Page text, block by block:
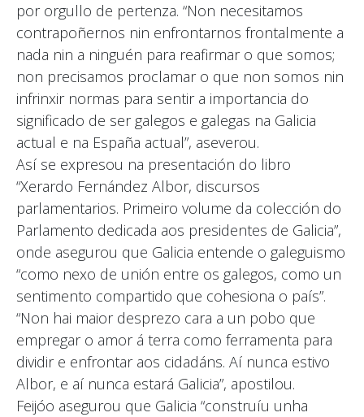
por orgullo de pertenza. “Non necesitamos
contrapoñernos nin enfrontarnos frontalmente a
nada nin a ninguén para reafirmar o que somos;
non precisamos proclamar o que non somos nin
infrinxir normas para sentir a importancia do
significado de ser galegos e galegas na Galicia
actual e na España actual”, aseverou.
Así se expresou na presentación do libro
“Xerardo Fernández Albor, discursos
parlamentarios. Primeiro volume da colección do
Parlamento dedicada aos presidentes de Galicia”,
onde asegurou que Galicia entende o galeguismo
“como nexo de unión entre os galegos, como un
sentimento compartido que cohesiona o país”.
“Non hai maior desprezo cara a un pobo que
empregar o amor á terra como ferramenta para
dividir e enfrontar aos cidadáns. Aí nunca estivo
Albor, e aí nunca estará Galicia”, apostilou.
Feijóo asegurou que Galicia “construíu unha